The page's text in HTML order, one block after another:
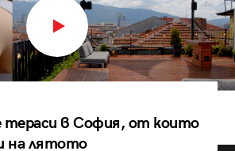
тераси в София, от които
на лятото